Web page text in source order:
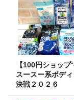
【100円ショップ
スースー系ボデ
決戦２０２６